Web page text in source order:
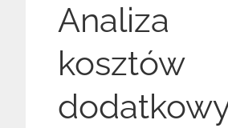
Analiza
kosztów